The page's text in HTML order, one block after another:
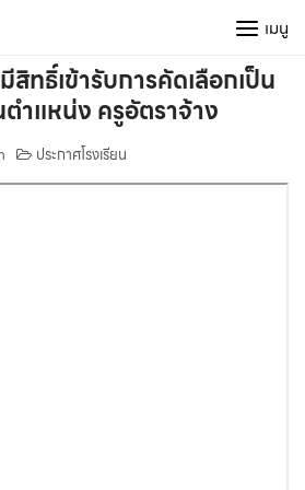
เมนู
ทธิ์เข้ารับการคัดเลือกเป็น
ำแหน่ง ครูอัตราจ้าง
ประกาศโรงเรียน